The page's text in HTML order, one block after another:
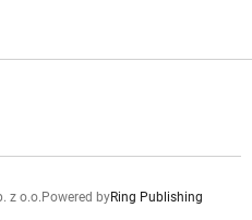
z o.o.Powered byRing Publishing